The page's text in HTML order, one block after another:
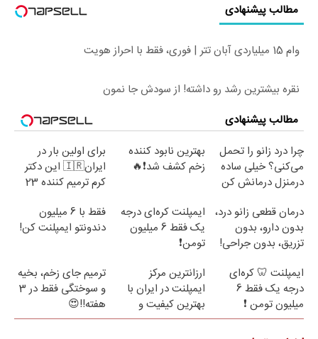
مطالب پیشنهادی
وام 15 میلیاردی آبان تتر | فوری، فقط با احراز هویت
نقره بیشترین رشد رو داشته! از سودش جا نمون
مطالب پیشنهادی
چرا درد زانو را تحمل
می‌کنی؟ خیلی ساده
درمنزل درمانش کن
بهترین نابود کننده
زخم کشف شد❗🔥
برای اولین بار در
ایران🇮🇷 این دکتر
کرم ترمیم کننده 23
درمان قطعی زانو درد،
بدون دارو، بدون
تزریق، بدون جراحی!
ایمپلنت کره‌ای درجه
یک فقط 6 میلیون
تومن❗
فقط با 6 میلیون
دندونتو ایمپلنت کن!
ایمپلنت 🦷 کره‌ای
درجه یک فقط 6
میلیون تومن ❗
ارزانترین مرکز
ایمپلنت در ایران با
بهترین کیفیت و
قیمت
ترمیم جای زخم، بخیه
و سوختگی فقط در 3
هفته!!😍